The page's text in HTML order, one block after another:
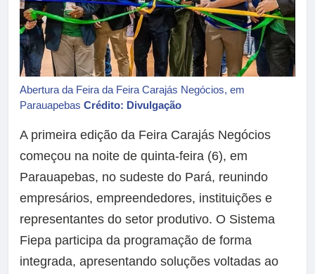
Abertura da Feira da Feira Carajás Negócios, em
Parauapebas Crédito: Divulgação
A primeira edição da Feira Carajás Negócios
começou na noite de quinta-feira (6), em
Parauapebas, no sudeste do Pará, reunindo
empresários, empreendedores, instituições e
representantes do setor produtivo. O Sistema
Fiepa participa da programação de forma
integrada, apresentando soluções voltadas ao